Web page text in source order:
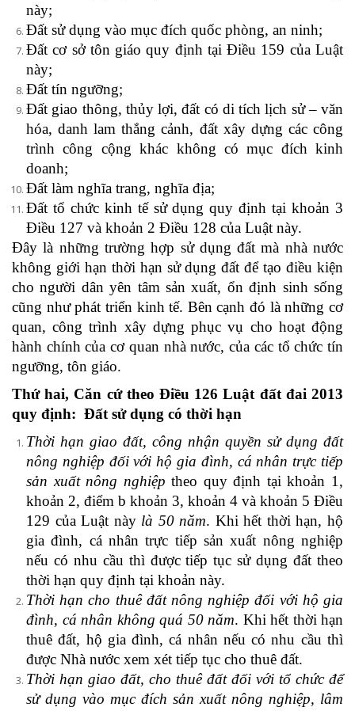
này;
Đất sử dụng vào mục đích quốc phòng, an ninh;
Đất cơ sở tôn giáo quy định tại Điều 159 của Luật
này;
Đất tín ngưỡng;
Đất giao thông, thủy lợi, đất có di tích lịch sử – văn
hóa, danh lam thắng cảnh, đất xây dựng các công
trình công cộng khác không có mục đích kinh
doanh;
Đất làm nghĩa trang, nghĩa địa;
Đất tổ chức kinh tế sử dụng quy định tại khoản 3
Điều 127 và khoản 2 Điều 128 của Luật này.
Đây là những trường hợp sử dụng đất mà nhà nước
không giới hạn thời hạn sử dụng đất để tạo điều kiện
cho người dân yên tâm sản xuất, ổn định sinh sống
cũng như phát triển kinh tế. Bên cạnh đó là những cơ
quan, công trình xây dựng phục vụ cho hoạt động
hành chính của cơ quan nhà nước, của các tổ chức tín
ngưỡng, tôn giáo.
Thứ hai, Căn cứ theo Điều 126 Luật đất đai 2013
quy định: Đất sử dụng có thời hạn
Thời hạn giao đất, công nhận quyền sử dụng đất
nông nghiệp đối với hộ gia đình, cá nhân trực tiếp
sản xuất nông nghiệp theo quy định tại khoản 1,
khoản 2, điểm b khoản 3, khoản 4 và khoản 5 Điều
129 của Luật này là 50 năm. Khi hết thời hạn, hộ
gia đình, cá nhân trực tiếp sản xuất nông nghiệp
nếu có nhu cầu thì được tiếp tục sử dụng đất theo
thời hạn quy định tại khoản này.
Thời hạn cho thuê đất nông nghiệp đối với hộ gia
đình, cá nhân không quá 50 năm. Khi hết thời hạn
thuê đất, hộ gia đình, cá nhân nếu có nhu cầu thì
được Nhà nước xem xét tiếp tục cho thuê đất.
Thời hạn giao đất, cho thuê đất đối với tổ chức để
sử dụng vào mục đích sản xuất nông nghiệp, lâm